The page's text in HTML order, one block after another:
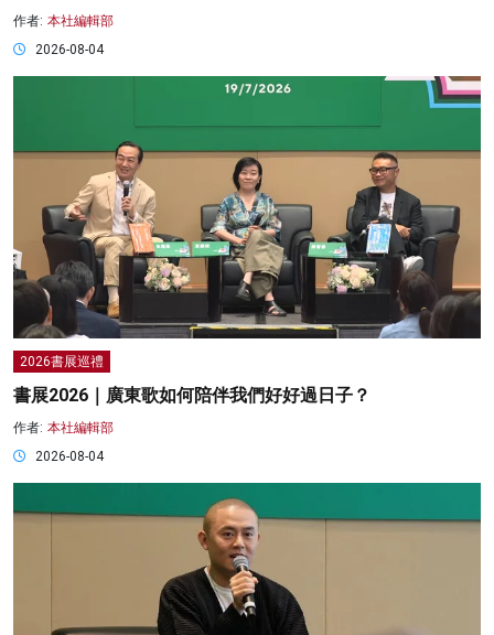
作者: 本社編輯部
2026-08-04
2026書展巡禮
書展2026｜廣東歌如何陪伴我們好好過日子？
作者: 本社編輯部
2026-08-04